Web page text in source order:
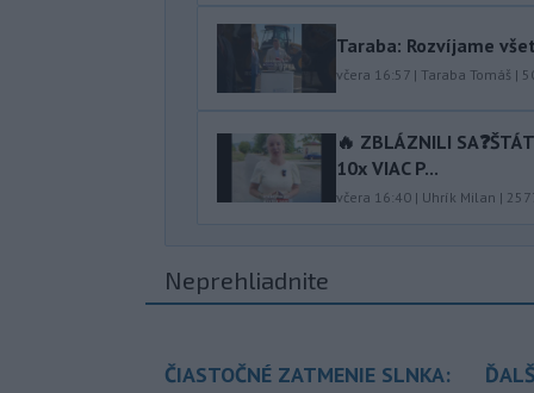
Taraba: Rozvíjame
včera 16:57 | Taraba Tomáš |
🔥 ZBLÁZNILI
10x VIAC P...
včera 16:40 | Uhrík Milan |
Neprehliadnite
ČIASTOČNÉ ZATMENIE SLNKA: